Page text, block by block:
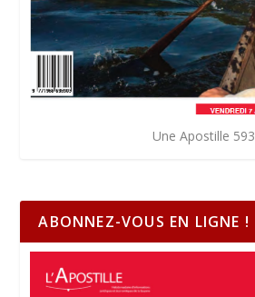
Une Apostille 593
ABONNEZ-VOUS EN LIGNE !